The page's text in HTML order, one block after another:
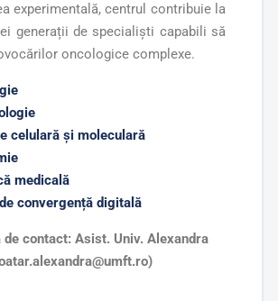
experimentală, centrul contribuie la
generații de specialiști capabili să
oncologice complexe.
celulară și moleculară
medicală
convergență digitală
contact: Asist. Univ. Alexandra